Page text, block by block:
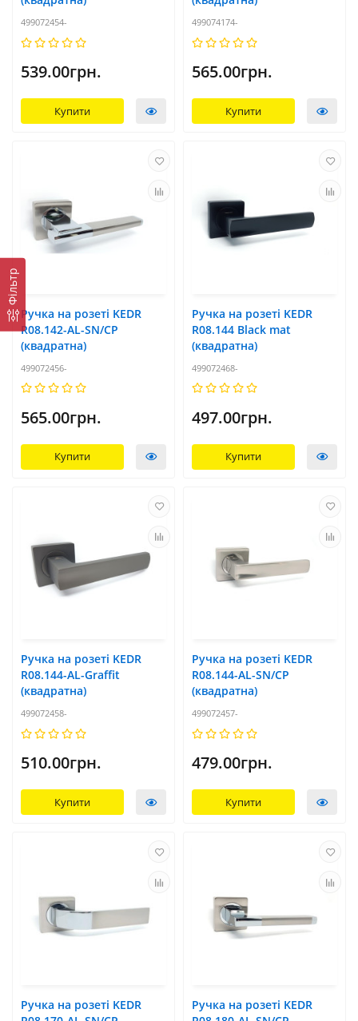
Фільтр
499072454-
539.00грн.
Купити
499074174-
565.00грн.
Купити
Ручка на розеті KEDR
R08.142-AL-SN/CP
(квадратна)
499072456-
565.00грн.
Купити
Ручка на розеті KEDR
R08.144 Black mat
(квадратна)
499072468-
497.00грн.
Купити
Ручка на розеті KEDR
R08.144-AL-Graffit
(квадратна)
499072458-
510.00грн.
Купити
Ручка на розеті KEDR
R08.144-AL-SN/CP
(квадратна)
499072457-
479.00грн.
Купити
Ручка на розеті KEDR
Ручка на розеті KEDR